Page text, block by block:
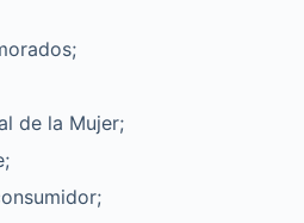
de la Mujer;